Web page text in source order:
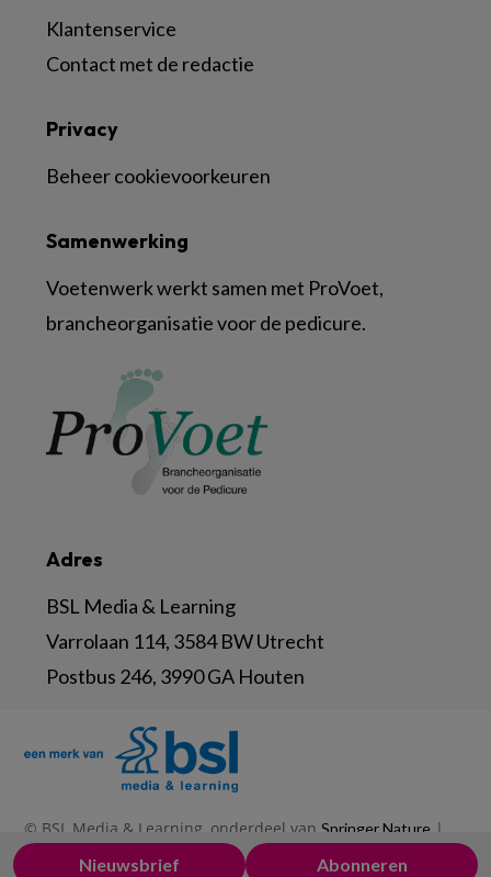
Klantenservice
Contact met de redactie
Adres
BSL Media & Learning
Varrolaan 114, 3584 BW Utrecht
Postbus 246, 3990 GA Houten
Samenwerking
Voetenwerk werkt samen met ProVoet,
brancheorganisatie voor de pedicure.
Privacy
Beheer cookievoorkeuren
© BSL Media & Learning, onderdeel van Springer Nature |
Privacy Statement Disclaimer|Voorwaarden
Nieuwsbrief Abonneren